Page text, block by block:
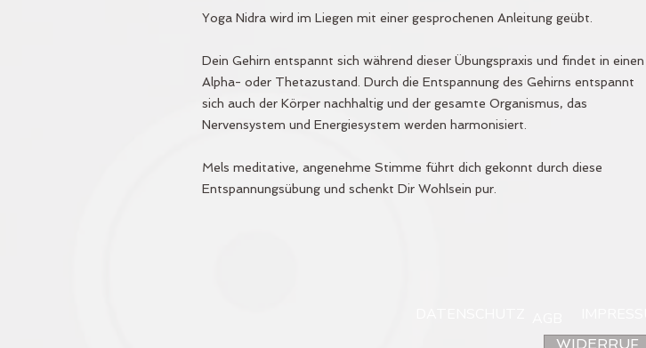
Yoga Nidra wird im Liegen mit einer gesprochenen Anleitung geübt.
Dein Gehirn entspannt sich während dieser Übungspraxis und findet in einen
Alpha- oder Thetazustand. Durch die Entspannung des Gehirns entspannt
sich auch der Körper nachhaltig und der gesamte Organismus, das
Nervensystem und Energiesystem werden harmonisiert.
Mels meditative, angenehme Stimme führt dich gekonnt durch diese
Entspannungsübung und schenkt Dir Wohlsein pur.
WIDERRUF